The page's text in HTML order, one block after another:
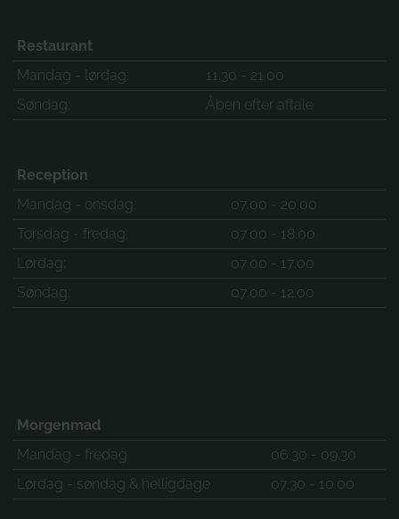
Restaurant
Mandag - lørdag:
11.30 - 21.00
Søndag:
Åben efter aftale
Reception
Mandag - onsdag:
07.00 - 20.00
Torsdag - fredag:
07.00 - 18.00
Lørdag:
07.00 - 17.00
Søndag:
07.00 - 12.00
Morgenmad
Mandag - fredag
06.30 - 09.30
Lørdag - søndag & helligdage
07.30 - 10.00